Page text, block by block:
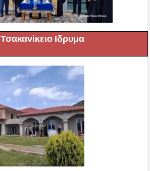
Τσακανίκειο Ιδρυμα